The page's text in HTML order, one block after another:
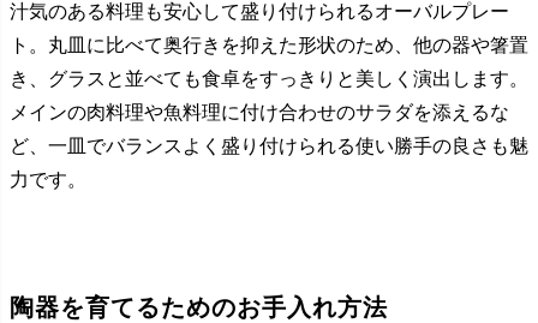
汁気のある料理も安心して盛り付けられるオーバルプレー
ト。丸皿に比べて奥行きを抑えた形状のため、他の器や箸置
き、グラスと並べても食卓をすっきりと美しく演出します。
メインの肉料理や魚料理に付け合わせのサラダを添えるな
ど、一皿でバランスよく盛り付けられる使い勝手の良さも魅
力です。
陶器を育てるためのお手入れ方法